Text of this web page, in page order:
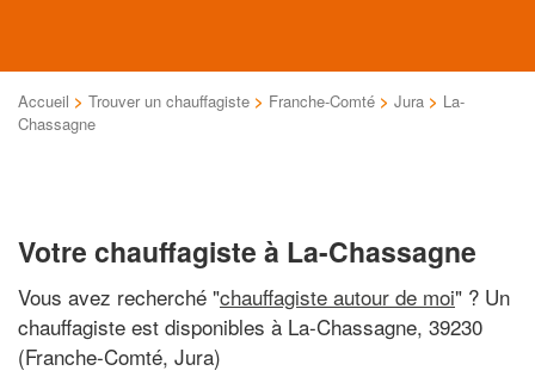
Accueil > Trouver un chauffagiste > Franche-Comté > Jura > La-
Chassagne
Votre chauffagiste à La-Chassagne
Vous avez recherché "chauffagiste autour de moi" ? Un
chauffagiste est disponibles à La-Chassagne, 39230
(Franche-Comté, Jura)